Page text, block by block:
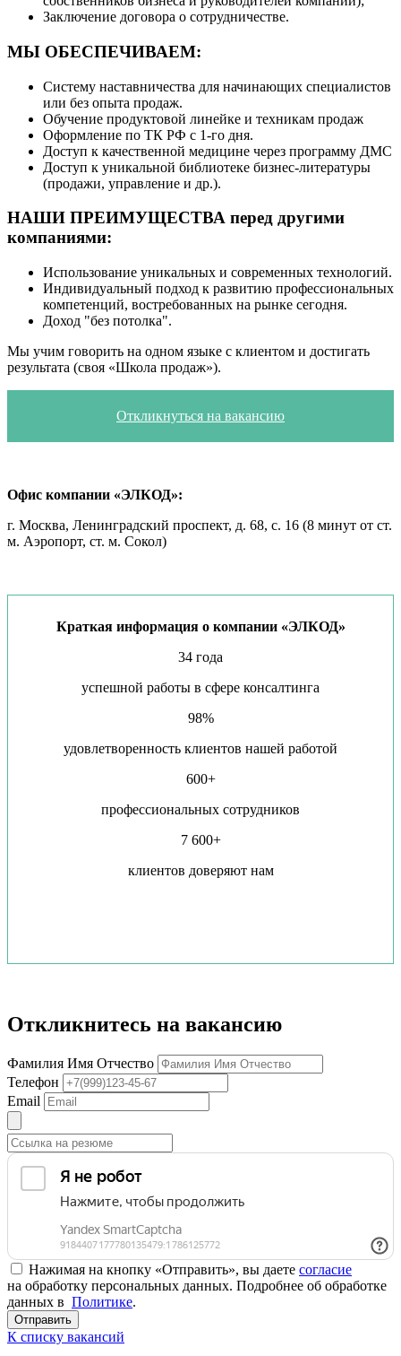
Заключение договора о сотрудничестве.
МЫ ОБЕСПЕЧИВАЕМ:
Систему наставничества для начинающих специалистов
или без опыта продаж.
Обучение продуктовой линейке и техникам продаж
Оформление по ТК РФ с 1-го дня.
Доступ к качественной медицине через программу ДМС
Доступ к уникальной библиотеке бизнес-литературы
(продажи, управление и др.).
НАШИ ПРЕИМУЩЕСТВА перед другими
компаниями:
Использование уникальных и современных технологий.
Индивидуальный подход к развитию профессиональных
компетенций, востребованных на рынке сегодня.
Доход "без потолка".
Мы учим говорить на одном языке с клиентом и достигать
результата (своя «Школа продаж»).
Откликнуться на вакансию
Офис компании «ЭЛКОД»:
г. Москва, Ленинградский проспект, д. 68, с. 16 (8 минут от ст.
м. Аэропорт, ст. м. Сокол)
Краткая информация о компании «ЭЛКОД»
34 года
успешной работы в сфере консалтинга
98%
удовлетворенность клиентов нашей работой
600+
профессиональных сотрудников
7 600+
клиентов доверяют нам
Откликнитесь на вакансию
Фамилия Имя Отчество
Телефон
Email
Нажимая на кнопку «Отправить», вы даете согласие
на обработку персональных данных. Подробнее об обработке
данных в Политике.
Отправить
К списку вакансий